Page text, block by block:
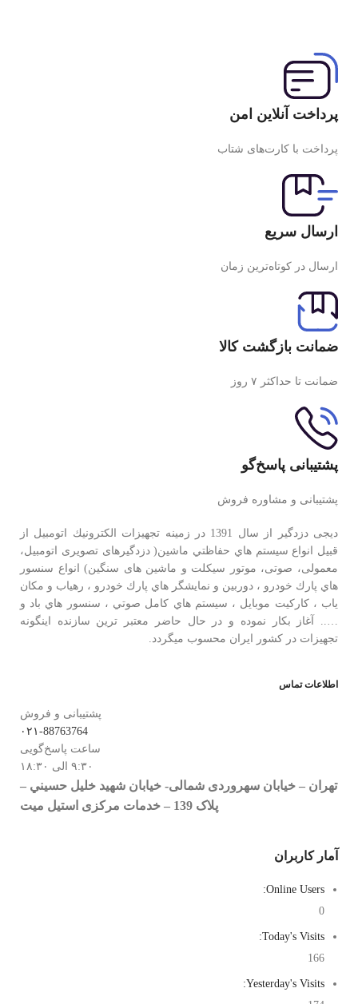
پرداخت آنلاین امن
پرداخت با کارت‌های شتاب
ارسال سریع
ارسال در کوتاه‌ترین زمان
ضمانت بازگشت کالا
ضمانت تا حداکثر ۷ روز
پشتیبانی پاسخ‌گو
پشتیبانی و مشاوره فروش
دیجی دزدگیر از سال 1391 در زمينه تجهيزات الكترونيك اتومبیل از
قبيل انواع سيستم هاي حفاظتي ماشین( دزدگيرهای تصویری اتومبیل،
معمولی، صوتی، موتور سیکلت و ماشین های سنگین) انواع سنسور
هاي پارك خودرو ، دوربين و نمايشگر هاي پارك خودرو ، رهياب و مكان
ياب ، كاركيت موبايل ، سيستم هاي كامل صوتي ، سنسور هاي باد و
….. آغاز بكار نموده و در حال حاضر معتبر ترين سازنده اينگونه
تجهيزات در كشور ایران محسوب ميگردد.
اطلاعات تماس
پشتیبانی و فروش
۰۲۱-88763764
ساعت پاسخ‌گویی
۹:۳۰ الی ۱۸:۳۰
تهران – خيابان سهروردی شمالی- خيابان شهيد خليل حسيني –
پلاک 139 – خدمات مرکزی استیل میت
آمار کاربران
Online Users:
0
Today's Visits:
166
Yesterday's Visits: